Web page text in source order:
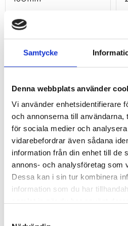
Samtycke
Denna webbplats använder
Vi använder enhetsidentifierare
och annonserna till användarna,
för sociala medier och
vidarebefordrar även sådana
information från din enhet till de
annons- och analysföretag som
Dessa kan i sin tur kombinera
information som du har
339
Lägg till